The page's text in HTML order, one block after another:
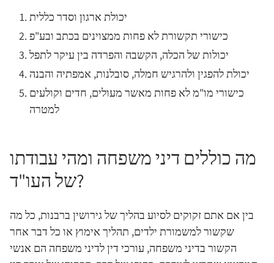
יכולת ארגון וסדר כללית
כישורי תקשורת לא פחות ממצוינים בכתב ובע"פ
יכולות של הכלה, הקשבה והפרדה בין עיקר לתפל
יכולת להפגין ולהרגיש חמלה, סובלנות, אמפתיה והבנה
כישורי מו"מ לא פחות מאשר מעולים, חדים וקולעים
למטרה
מה כוללים דיני משפחה ומהי עבודתו
של העו"ד?
בין אם אתם זקוקים לסיוע בהליך של גירושין ברבנות, כל מה
שקשור למשמורת ילדים, תהליך אימוץ או כל דבר אחר
הקשור בדיני משפחה, עורכי דין לדיני משפחה הם אנשי